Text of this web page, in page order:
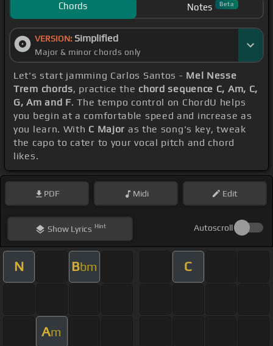
Chords Notes Beta
VERSION: Simplified
Major & minor chords only
Let's start jamming Carlos Santos - Mel Nesse
Trem chords, practice the chord sequence C, Am, C,
G, Am and F. The tempo control on ChordU helps
you begin at a comfortable speed and increase as
you learn. With C Major as the song's key, tweak
the capo to cater to your vocal pitch and chord
likes.
PDF Midi Edit
ShowLyrics Hint Autoscroll
N Bbm C
Am